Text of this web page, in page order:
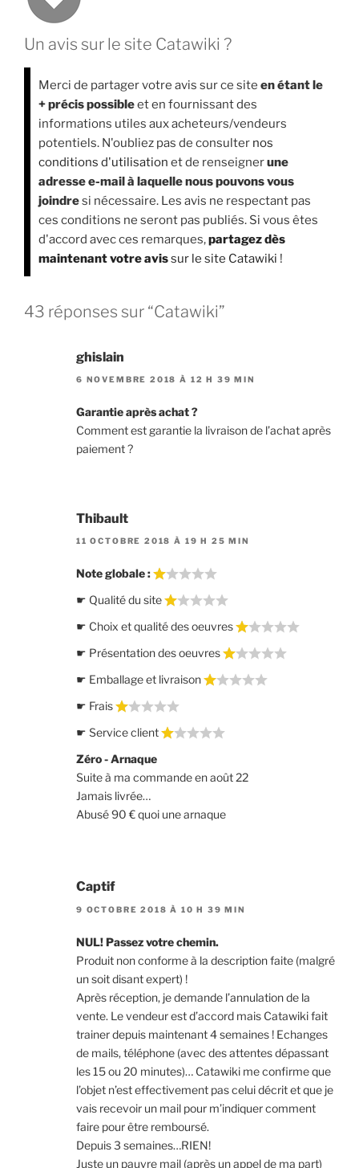
Un avis sur le site Catawiki ?
Merci de partager votre avis sur ce site en étant le
+ précis possibleet en fournissant des
informations utiles aux acheteurs/vendeurs
potentiels. N'oubliez pas de consulter nos
conditions d'utilisation et de renseignerune
adresse e-mail à laquelle nous pouvons vous
joindresi nécessaire. Les avis ne respectant pas
ces conditions ne seront pas publiés. Si vous êtes
d'accord avec ces remarques,partagez dès
maintenant votre avissur le site Catawiki !
43 réponses sur “Catawiki”
ghislain
6 NOVEMBRE 2018 À 12 H 39 MIN
Garantie après achat ?
Comment est garantie la livraison de l’achat après
paiement ?
Thibault
11 OCTOBRE 2018 À 19 H 25 MIN
Note globale :
☛ Qualité du site
☛ Choix et qualité des oeuvres
☛ Présentation des oeuvres
☛ Emballage et livraison
☛ Frais
☛ Service client
Zéro - Arnaque
Suite à ma commande en août 22
Jamais livrée…
Abusé 90 € quoi une arnaque
Captif
9 OCTOBRE 2018 À 10 H 39 MIN
NUL! Passez votre chemin.
Produit non conforme à la description faite (malgré
un soit disant expert) !
Après réception, je demande l’annulation de la
vente. Le vendeur est d’accord mais Catawiki fait
trainer depuis maintenant 4 semaines ! Echanges
de mails, téléphone (avec des attentes dépassant
les 15 ou 20 minutes)… Catawiki me confirme que
l’objet n’est effectivement pas celui décrit et que je
vais recevoir un mail pour m’indiquer comment
faire pour être remboursé.
Depuis 3 semaines…RIEN!
Juste un pauvre mail (après un appel de ma part)